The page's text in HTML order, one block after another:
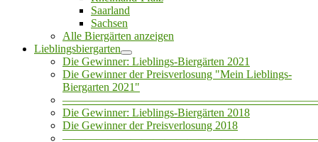
Saarland
Sachsen
Alle Biergärten anzeigen
Lieblingsbiergarten
Die Gewinner: Lieblings-Biergärten 2021
Die Gewinner der Preisverlosung "Mein Lieblings-
Biergarten 2021"
Die Gewinner: Lieblings-Biergärten 2018
Die Gewinner der Preisverlosung 2018